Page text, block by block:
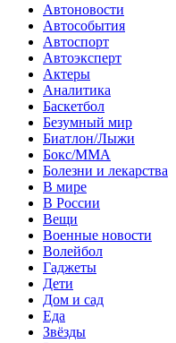
Автоновости
Автособытия
Автоспорт
Автоэксперт
Актеры
Аналитика
Баскетбол
Безумный мир
Биатлон/Лыжи
Бокс/MMA
Болезни и лекарства
В мире
В России
Вещи
Военные новости
Волейбол
Гаджеты
Дети
Дом и сад
Еда
Звёзды